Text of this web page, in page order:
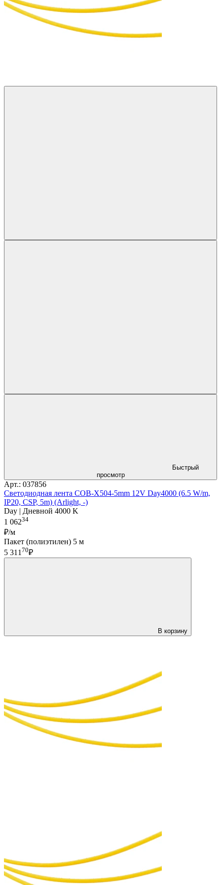
Быстрый
просмотр
Арт.: 037856
Светодиодная лента COB-X504-5mm 12V Day4000 (6.5 W/m,
IP20, CSP, 5m) (Arlight, -)
Day | Дневной 4000 K
1 06234
₽/м
Пакет (полиэтилен) 5 м
5 311 70₽
В корзину